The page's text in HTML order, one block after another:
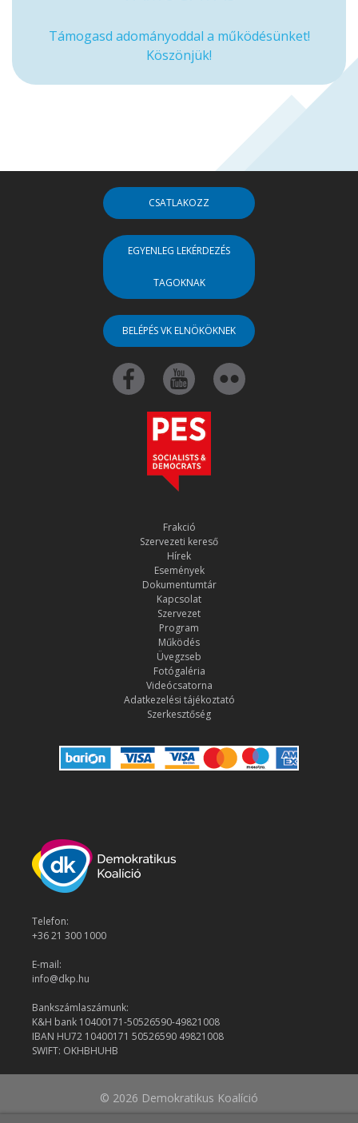
Támogasd adományoddal a működésünket!
Köszönjük!
CSATLAKOZZ
EGYENLEG LEKÉRDEZÉS
TAGOKNAK
BELÉPÉS VK ELNÖKÖKNEK
Frakció
Szervezeti kereső
Hírek
Események
Dokumentumtár
Kapcsolat
Szervezet
Program
Működés
Üvegzseb
Fotógaléria
Videócsatorna
Adatkezelési tájékoztató
Szerkesztőség
Telefon:
+36 21 300 1000
E-mail:
info@dkp.hu
Bankszámlaszámunk:
K&H bank 10400171-50526590-49821008
IBAN HU72 10400171 50526590 49821008
SWIFT: OKHBHUHB
© 2026 Demokratikus Koalíció